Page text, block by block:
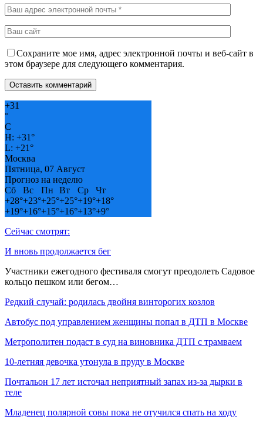
Сохраните мое имя, адрес электронной почты и веб-сайт в
этом браузере для следующего комментария.
+31
°
C
H: +31°
L: +21°
Москва
Пятница, 07 Август
Прогноз на неделю
Сб
Вс Пн Вт Ср
Чт
+28°+23°+25°+25°+19°+18°
+19°+16°+15°+16°+13°+9°
Сейчас смотрят:
И вновь продолжается бег
Участники ежегодного фестиваля смогут преодолеть Садовое
кольцо пешком или бегом…
Редкий случай: родилась двойня винторогих козлов
Автобус под управлением женщины попал в ДТП в Москве
Метрополитен подаст в суд на виновника ДТП с трамваем
10-летняя девочка утонула в пруду в Москве
Почтальон 17 лет источал неприятный запах из-за дырки в
теле
Младенец полярной совы пока не отучился спать на ходу